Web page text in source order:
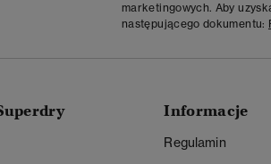
marketingowych. Aby
następującego dokumentu:
Informacje
Regulamin